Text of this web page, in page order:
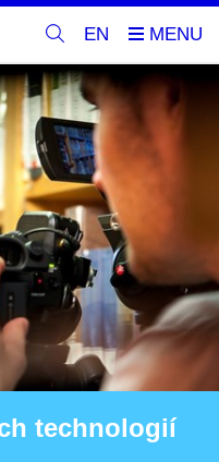
EN
technologií